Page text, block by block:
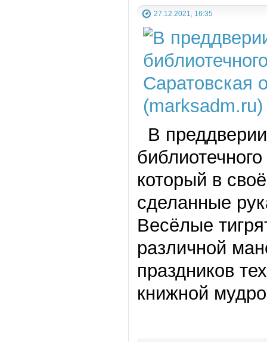
27.12.2021, 16:35
В
который в
сделанные
Весёлые
различной
праздников
книжной